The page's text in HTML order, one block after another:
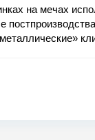
на мечах